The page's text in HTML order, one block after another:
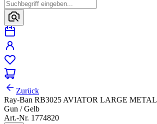
Zurück
Ray-Ban RB3025 AVIATOR LARGE METAL
Gun / Gelb
Art.-Nr. 1774820